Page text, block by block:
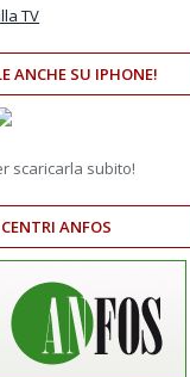
TV
ANCHE SU IPHONE!
scaricarla subito!
ANFOS